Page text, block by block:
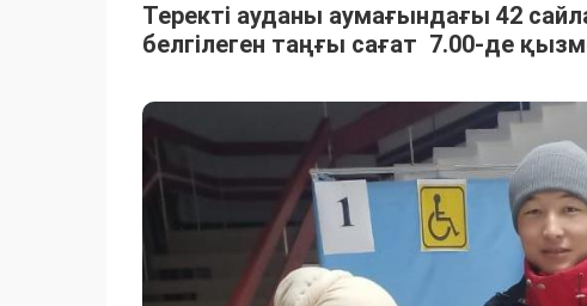
Теректі ауданы аумағындағы 42
белгілеген таңғы сағат 7.00-де